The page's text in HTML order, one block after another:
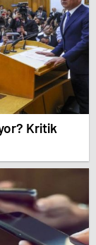
Kritik